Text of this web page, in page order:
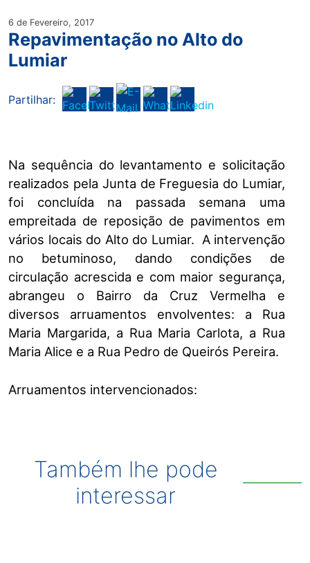
6 de Fevereiro, 2017
Repavimentação no Alto do
Lumiar
Partilhar:
Na sequência do levantamento e solicitação
realizados pela Junta de Freguesia do Lumiar,
foi concluída na passada semana uma
empreitada de reposição de pavimentos em
vários locais do Alto do Lumiar. A intervenção
no betuminoso, dando condições de
circulação acrescida e com maior segurança,
abrangeu o Bairro da Cruz Vermelha e
diversos arruamentos envolventes: a Rua
Maria Margarida, a Rua Maria Carlota, a Rua
Maria Alice e a Rua Pedro de Queirós Pereira.
Arruamentos intervencionados:
Também lhe pode
interessar